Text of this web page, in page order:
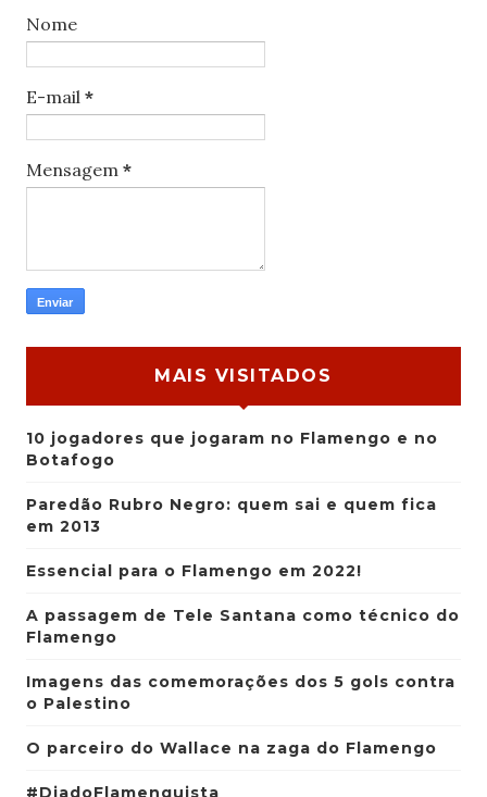
Nome
E-mail *
Mensagem *
MAIS VISITADOS
10 jogadores que jogaram no Flamengo e no
Botafogo
Paredão Rubro Negro: quem sai e quem fica
em 2013
Essencial para o Flamengo em 2022!
A passagem de Tele Santana como técnico do
Flamengo
Imagens das comemorações dos 5 gols contra
o Palestino
O parceiro do Wallace na zaga do Flamengo
#DiadoFlamenguista